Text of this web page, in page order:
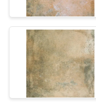
ПОЛИТИКА
влияния